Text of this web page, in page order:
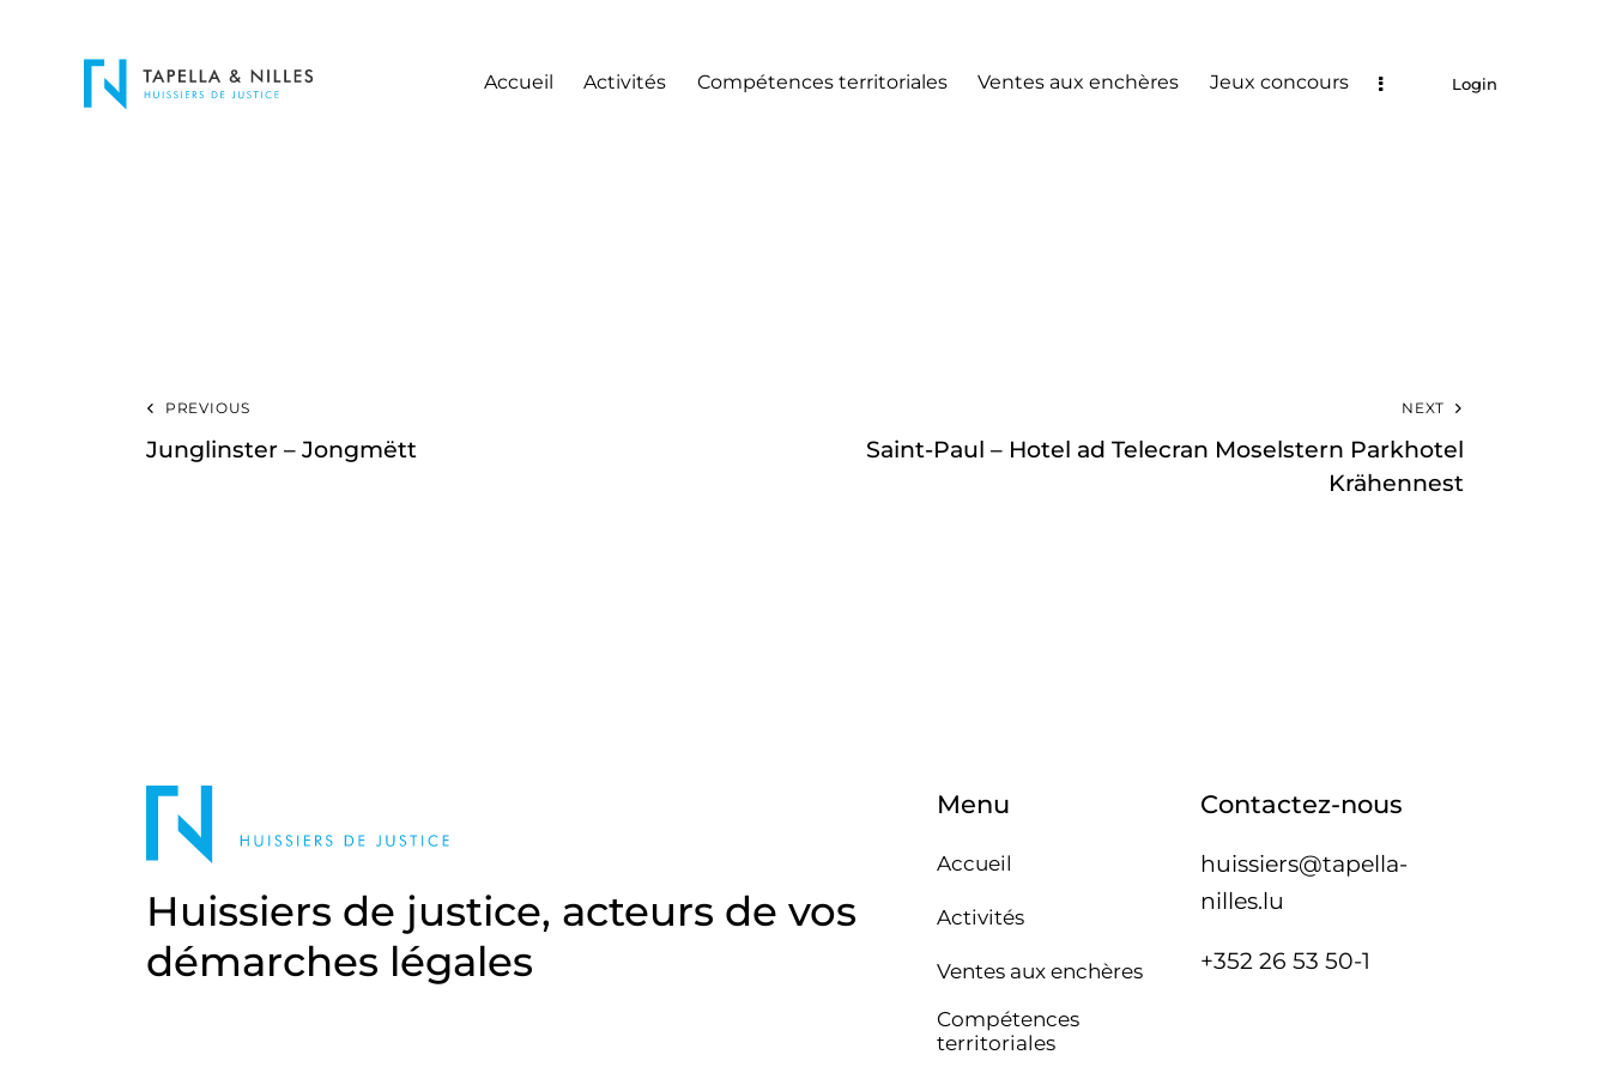
Accueil Activités Compétences territoriales Ventes aux enchères Jeux concours Login
PREVIOUS
Junglinster – Jongmëtt
NEXT
Saint-Paul – Hotel ad Telecran Moselstern Parkhotel
Krähennest
Huissiers de justice, acteurs de vos
démarches légales
Menu
Accueil
Activités
Ventes aux enchères
Compétences
territoriales
Contactez-nous
huissiers@tapella-
nilles.lu
+352 26 53 50-1